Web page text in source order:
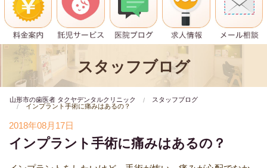
スタッフブログ
山形市の歯医者 タクヤデンタルクリニック
スタッフブログ
インプラント手術に痛みはあるの？
2018年08月17日
インプラント手術に痛みはあるの？